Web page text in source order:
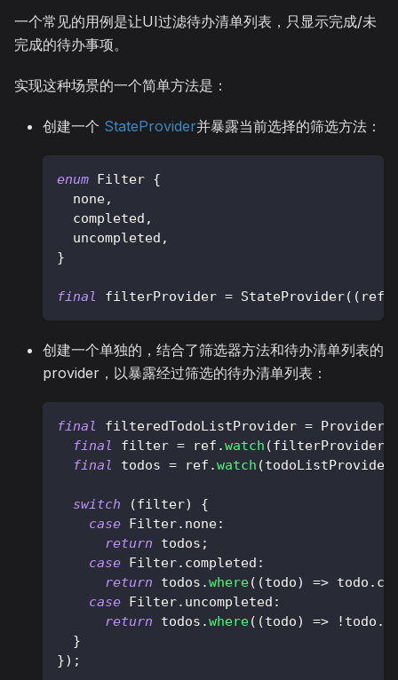
一个常见的用例是让UI过滤待办清单列表，只显示完成/未
完成的待办事项。
实现这种场景的一个简单方法是：
创建一个 StateProvider并暴露当前选择的筛选方法：
enum Filter {
  none
,
  completed
,
  uncompleted
,
}
final filterProvider = StateProvider( ( ref
创建一个单独的，结合了筛选器方法和待办清单列表的
provider，以暴露经过筛选的待办清单列表：
final filteredTodoListProvider = Provider
final
filter = ref .watch (filterProvider
final
todos = ref .watch (todoListProvider
switch (filter)
{
case Filter. none:
return todos ;
case Filter. completed :
return todos .where( (todo) => todo .
case Filter. uncompleted :
return todos .where( (todo) => ! todo .
}
}) ;